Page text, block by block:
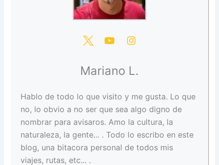
Mariano L.
Hablo de todo lo que visito y me gusta. Lo que
no, lo obvio a no ser que sea algo digno de
nombrar para avisaros. Amo la cultura, la
naturaleza, la gente... . Todo lo escribo en este
blog, una bitacora personal de todos mis
viajes, rutas, etc... .